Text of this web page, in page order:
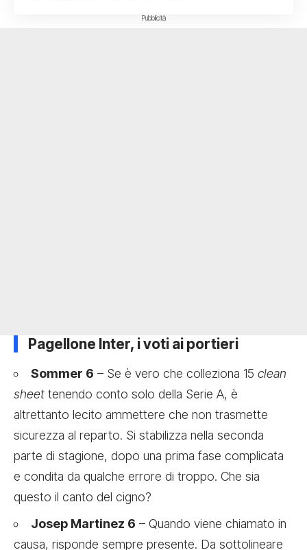
Pubblicità
Pagellone Inter, i voti ai portieri
Sommer 6 – Se è vero che colleziona 15 clean
sheet tenendo conto solo della Serie A, è
altrettanto lecito ammettere che non trasmette
sicurezza al reparto. Si stabilizza nella seconda
parte di stagione, dopo una prima fase complicata
e condita da qualche errore di troppo. Che sia
questo il canto del cigno?
Josep Martinez 6 – Quando viene chiamato in
causa, risponde sempre presente. Da sottolineare